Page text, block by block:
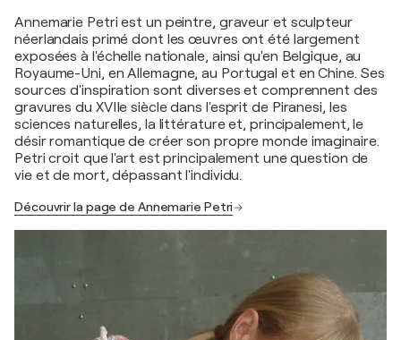
Annemarie Petri est un peintre, graveur et sculpteur
néerlandais primé dont les œuvres ont été largement
exposées à l'échelle nationale, ainsi qu'en Belgique, au
Royaume-Uni, en Allemagne, au Portugal et en Chine. Ses
sources d'inspiration sont diverses et comprennent des
gravures du XVIIe siècle dans l'esprit de Piranesi, les
sciences naturelles, la littérature et, principalement, le
désir romantique de créer son propre monde imaginaire.
Petri croit que l'art est principalement une question de
vie et de mort, dépassant l'individu.
Découvrir la page de Annemarie Petri